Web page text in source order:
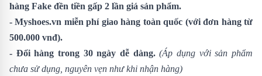
hàng Fake đền tiền gấp 2 lần giá sản phẩm.
- Myshoes.vn miễn phí giao hàng toàn quốc (với đơn hàng từ
500.000 vnđ).
- Đổi hàng trong 30 ngày dễ dàng.(Áp dụng với sản phẩm
chưa sử dụng, nguyên vẹn như khi nhận hàng)